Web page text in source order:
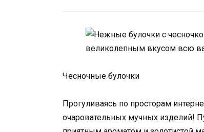
Чесночные булочки
Прогуливаясь по просторам
очаровательных мучных изделий!